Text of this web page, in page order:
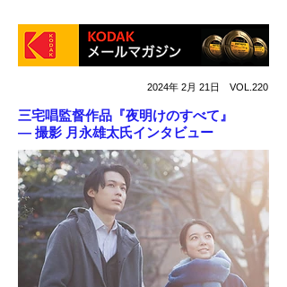
2024年 2月 21日 VOL.220
三宅唱監督作品『夜明けのすべて』
― 撮影 月永雄太氏インタビュー